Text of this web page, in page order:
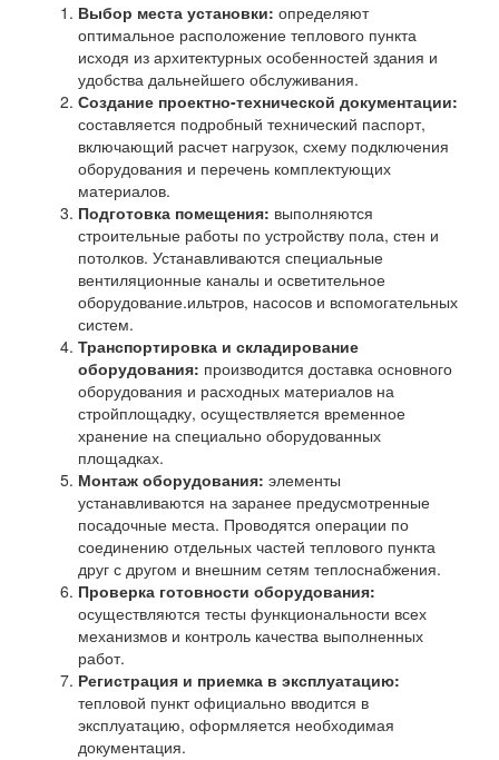
Выбор места установки: определяют
оптимальное расположение теплового пункта
исходя из архитектурных особенностей здания и
удобства дальнейшего обслуживания.
Создание проектно-технической документации:
составляется подробный технический паспорт,
включающий расчет нагрузок, схему подключения
оборудования и перечень комплектующих
материалов.
Подготовка помещения: выполняются
строительные работы по устройству пола, стен и
потолков. Устанавливаются специальные
вентиляционные каналы и осветительное
оборудование.ильтров, насосов и вспомогательных
систем.
Транспортировка и складирование
оборудования: производится доставка основного
оборудования и расходных материалов на
стройплощадку, осуществляется временное
хранение на специально оборудованных
площадках.
Монтаж оборудования: элементы
устанавливаются на заранее предусмотренные
посадочные места. Проводятся операции по
соединению отдельных частей теплового пункта
друг с другом и внешним сетям теплоснабжения.
Проверка готовности оборудования:
осуществляются тесты функциональности всех
механизмов и контроль качества выполненных
работ.
Регистрация и приемка в эксплуатацию:
тепловой пункт официально вводится в
эксплуатацию, оформляется необходимая
документация.